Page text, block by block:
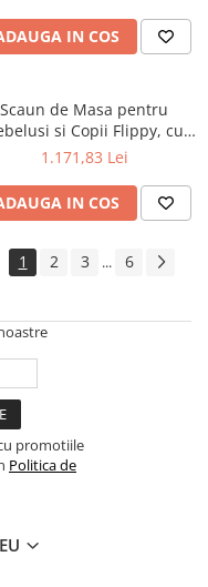
Spatar Reglabil Moale,
Cos de Depozitare,
IN COS
Scaun de Masa pentru
si Copii Flippy, cu
cu Tetiera, Telescopic,
Picioare, Scaun cu
Invelis Piele Artificiala,
Depozitare, 97
1.171,83 Lei
IN COS
1 2 3 ... 6
promotiile
Politica de